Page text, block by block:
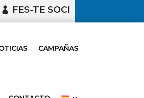
FES-TE SOCI
CAMPAÑAS